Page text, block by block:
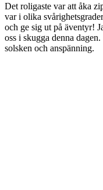
Det roligaste var att åka
var i olika
och ge sig ut på äventyr!
oss i skugga denna
solsken och anspänning.